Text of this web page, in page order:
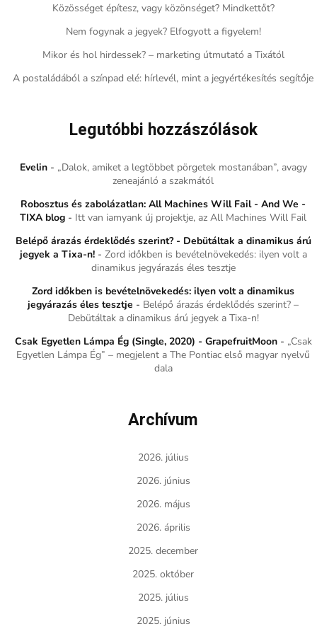
Közösséget építesz, vagy közönséget? Mindkettőt?
Nem fogynak a jegyek? Elfogyott a figyelem!
Mikor és hol hirdessek? – marketing útmutató a Tixától
A postaládából a színpad elé: hírlevél, mint a jegyértékesítés segítője
Legutóbbi hozzászólások
Evelin- „Dalok, amiket a legtöbbet pörgetek mostanában”, avagy
zeneajánló a szakmától
Robosztus és zabolázatlan: All Machines Will Fail - And We -
TIXA blog - Itt van iamyank új projektje, az All Machines Will Fail
Belépő árazás érdeklődés szerint? - Debütáltak a dinamikus árú
jegyek a Tixa-n!- Zord időkben is bevételnövekedés: ilyen volt a
dinamikus jegyárazás éles tesztje
Zord időkben is bevételnövekedés: ilyen volt a dinamikus
jegyárazás éles tesztje - Belépő árazás érdeklődés szerint? –
Debütáltak a dinamikus árú jegyek a Tixa-n!
Csak Egyetlen Lámpa Ég (Single, 2020) - GrapefruitMoon- „Csak
Egyetlen Lámpa Ég” – megjelent a The Pontiac első magyar nyelvű
dala
Archívum
2026. július
2026. június
2026. május
2026. április
2025. december
2025. október
2025. július
2025. június